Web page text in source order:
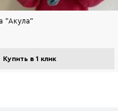
"Акула"
Купить в 1 клик